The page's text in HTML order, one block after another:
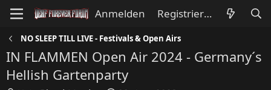
Anmelden Registrieren
NO SLEEP TILL LIVE - Festivals & Open Airs
IN FLAMMEN Open Air 2024 - Germany´s
Hellish Gartenparty